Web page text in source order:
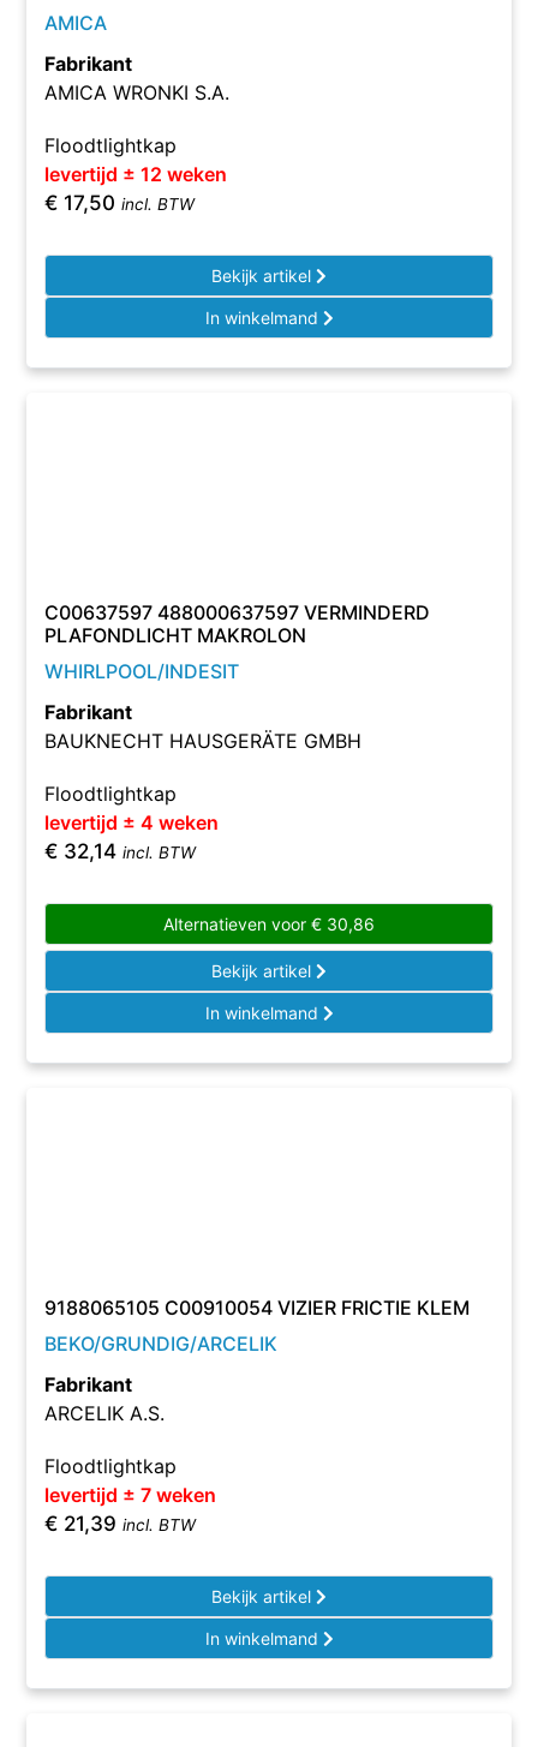
AMICA
Fabrikant
AMICA WRONKI S.A.
Floodtlightkap
levertijd ± 12 weken
€ 17,50 incl. BTW
Bekijk artikel
In winkelmand
C00637597 488000637597 VERMINDERD
PLAFONDLICHT MAKROLON
WHIRLPOOL/INDESIT
Fabrikant
BAUKNECHT HAUSGERÄTE GMBH
Floodtlightkap
levertijd ± 4 weken
€ 32,14 incl. BTW
Alternatieven voor € 30,86
Bekijk artikel
In winkelmand
9188065105 C00910054 VIZIER FRICTIE KLEM
BEKO/GRUNDIG/ARCELIK
Fabrikant
ARCELIK A.S.
Floodtlightkap
levertijd ± 7 weken
€ 21,39 incl. BTW
Bekijk artikel
In winkelmand